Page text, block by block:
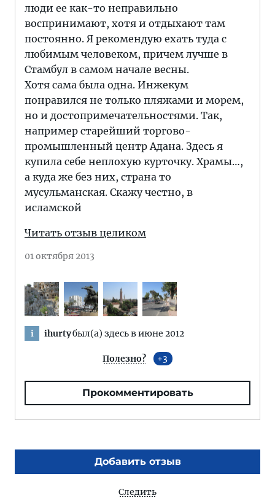
люди ее как-то неправильно
воспринимают, хотя и отдыхают там
постоянно. Я рекомендую ехать туда с
любимым человеком, причем лучше в
Стамбул в самом начале весны.
Хотя сама была одна. Инжекум
понравился не только пляжами и морем,
но и достопримечательностями. Так,
например старейший торгово-
промышленный центр Адана. Здесь я
купила себе неплохую курточку. Храмы…,
а куда же без них, страна то
мусульманская. Скажу честно, в
исламской
Читать отзыв целиком
01 октября 2013
i ihurtyбыл(а) здесь в июне 2012
Полезно? 3
Прокомментировать
Добавить отзыв
Следить